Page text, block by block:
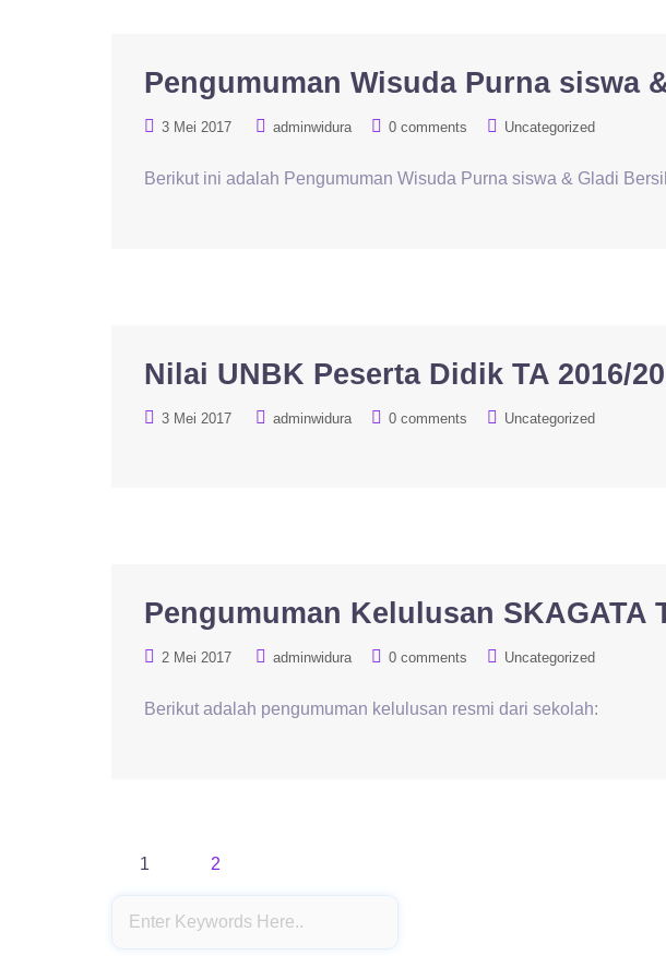
Pengumuman Wisuda Purna siswa
3 Mei 2017 adminwidura 0 comments Uncategorized
Berikut ini adalah Pengumuman Wisuda Purna siswa & Gladi
Nilai UNBK Peserta Didik TA 2016/
3 Mei 2017 adminwidura 0 comments Uncategorized
Pengumuman Kelulusan SKAGATA
2 Mei 2017 adminwidura 0 comments Uncategorized
Berikut adalah pengumuman kelulusan resmi dari sekolah:
Paginasi
pos
1 2